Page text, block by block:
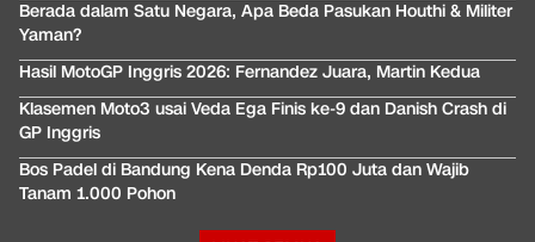
Berada dalam Satu Negara, Apa Beda Pasukan Houthi & Militer
Yaman?
Hasil MotoGP Inggris 2026: Fernandez Juara, Martin Kedua
Klasemen Moto3 usai Veda Ega Finis ke-9 dan Danish Crash di
GP Inggris
Bos Padel di Bandung Kena Denda Rp100 Juta dan Wajib
Tanam 1.000 Pohon